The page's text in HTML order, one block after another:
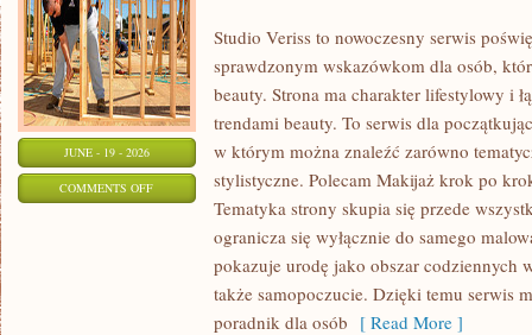
JUNE - 19 - 2026
COMMENTS OFFON
STYLIZACJE
Studio Veriss to nowoczesny serwis
sprawdzonym wskazówkom dla osób,
beauty. Strona ma charakter lifestylowy i
trendami beauty. To serwis dla
w którym można znaleźć zarówno
stylistyczne. Polecam Makijaż krok po
Tematyka strony skupia się przede
ogranicza się wyłącznie do samego
pokazuje urodę jako obszar codziennych
także samopoczucie. Dzięki temu serwis
poradnik dla osób [ Read More ]